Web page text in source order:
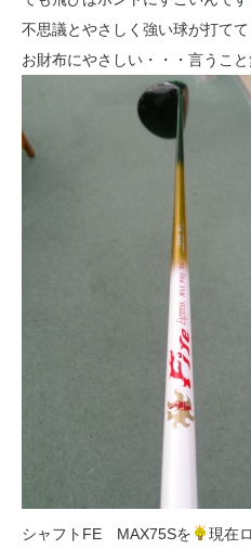
不思議とやさしく強い球が打て
お財布にやさしい・・・言うこ
シャフトFE MAX75Sを
現在